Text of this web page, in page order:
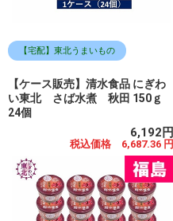
【宅配】東北うまいもの
【ケース販売】清水食品 にぎわ
い東北 さば水煮 秋田 150ｇ
24個
6,192円
税込価格 6,687.36 円